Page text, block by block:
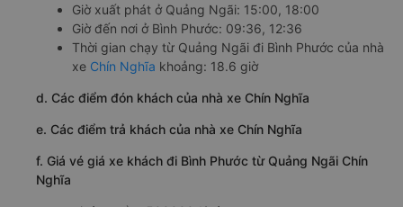
Giờ xuất phát ở Quảng Ngãi: 15:00, 18:00
Giờ đến nơi ở Bình Phước: 09:36, 12:36
Thời gian chạy từ Quảng Ngãi đi Bình Phước của nhà
xe Chín Nghĩa khoảng: 18.6 giờ
d. Các điểm đón khách của nhà xe Chín Nghĩa
e. Các điểm trả khách của nhà xe Chín Nghĩa
f. Giá vé giá xe khách đi Bình Phước từ Quảng Ngãi Chín
Nghĩa